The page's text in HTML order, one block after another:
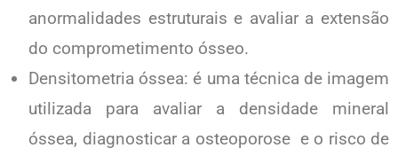
anormalidades estruturais e avaliar a extensão
do comprometimento ósseo.
Densitometria óssea: é uma técnica de imagem
utilizada para avaliar a densidade mineral
óssea, diagnosticar a osteoporose e o risco de